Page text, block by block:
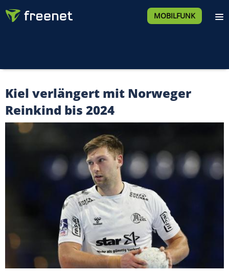
MOBILFUNK
Kiel verlängert mit Norweger
Reinkind bis 2024